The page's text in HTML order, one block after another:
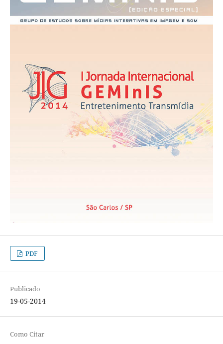
PDF
Publicado
19-05-2014
Como Citar